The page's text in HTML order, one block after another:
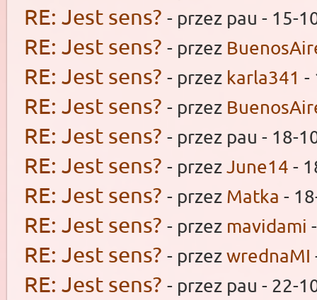
RE: Jest sens? - przez pau - 15-
RE: Jest sens? - przez
RE: Jest sens? - przez karla341 -
RE: Jest sens? - przez
RE: Jest sens? - przez pau - 18-
RE: Jest sens? - przezJune14 -
RE: Jest sens? - przez Matka -
RE: Jest sens? - przez mavidami
RE: Jest sens? - przezwrednaMI
RE: Jest sens? - przez pau - 22-